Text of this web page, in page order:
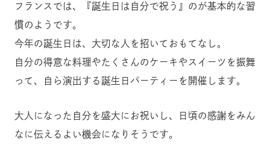
フランスでは、『誕生日は自分で祝う』のが基本的な習
慣のようです。
今年の誕生日は、大切な人を招いておもてなし。
自分の得意な料理やたくさんのケーキやスイーツを振舞
って、自ら演出する誕生日パーティーを開催します。
大人になった自分を盛大にお祝いし、日頃の感謝をみん
なに伝えるよい機会になりそうです。